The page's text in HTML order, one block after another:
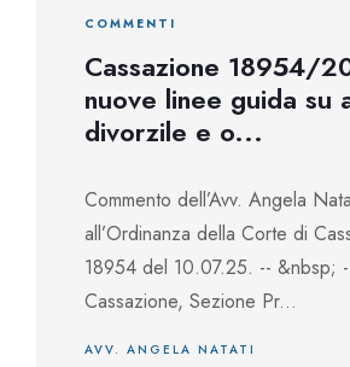
COMMENTI
Cassazione 18954/
nuove linee guida su
divorzile e o...
Commento dell’Avv. Angela
all’Ordinanza della Corte di
18954 del 10.07.25. -- &nbsp;
Cassazione, Sezione Pr...
AVV. ANGELA NATATI